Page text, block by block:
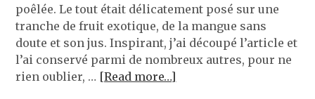
poêlée. Le tout était délicatement posé sur une
tranche de fruit exotique, de la mangue sans
doute et son jus. Inspirant, j’ai découpé l’article et
l’ai conservé parmi de nombreux autres, pour ne
rien oublier, … [Read more…]